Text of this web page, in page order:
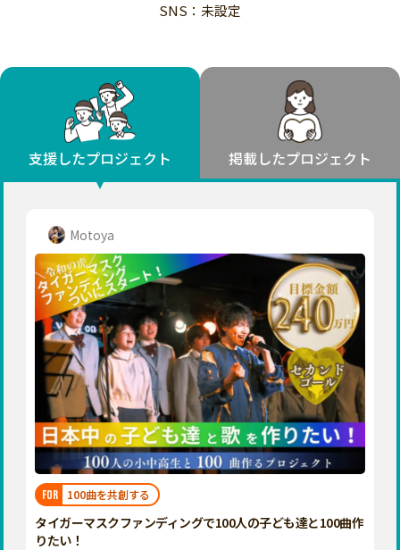
子ども・教育
フード・農業
文化
環境・エシカル
人権・マイノリティ
社会貢献
地域からさがす 北海道・東北
北海道
宮城
秋田
山形
福島
関東
茨城
栃木
千葉
北海道 青森 岩手 宮城
秋田
福島
茨城 栃木 群馬
千葉
東京
神奈川
新潟 富山
長野
岐阜 静岡 愛知
近畿
三重 滋賀 京都 大阪
兵庫
奈良
和歌山
鳥取 島根 岡山 広島 山口
徳島 香川 愛媛 高知
九州・沖縄
福岡 佐賀 長崎
宮崎
鹿児島 沖縄
SNS：未設定
支援したプロジェクト 掲載したプロジェクト
Motoya
FOR 100曲を共創する
タイガーマスクファンディングで100人の子ども達と100曲作
りたい！